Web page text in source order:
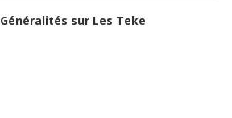
Généralités sur Les Teke